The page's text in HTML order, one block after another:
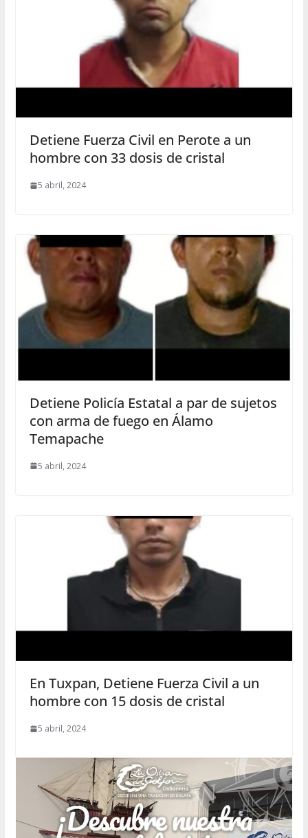
Detiene Fuerza Civil en Perote a un
hombre con 33 dosis de cristal
5 abril, 2024
Detiene Policía Estatal a par de sujetos
con arma de fuego en Álamo
Temapache
5 abril, 2024
En Tuxpan, Detiene Fuerza Civil a un
hombre con 15 dosis de cristal
5 abril, 2024